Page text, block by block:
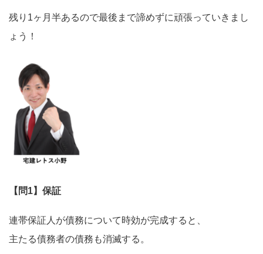
残り1ヶ月半あるので最後まで諦めずに頑張っていきまし
ょう！
【問1】保証
連帯保証人が債務について時効が完成すると、
主たる債務者の債務も消滅する。